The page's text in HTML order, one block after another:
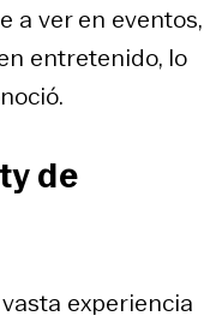
a ver en eventos,
entretenido, lo
de
experiencia